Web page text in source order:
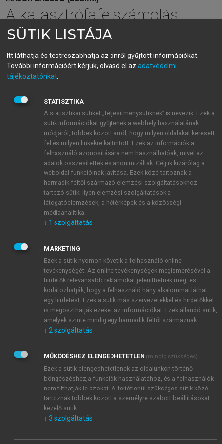
A katasztrófafelszámolás
egészségügyi alapjai
menu_book OLVASÁS
16.2. Hajléktalan tömegek
fertőzései
Katasztrófák esetén a hajléktalan tömegek között a
járványok veszélye jelentősen megnő. Ez elsősorban
a rossz szociális és higiénés körülményekkel,
valamint a hajléktalanok elszenvedett betegségeivel,
sérüléseivel, táplálkozási zavaraival, károsodott
immunitásával hozható összefüggésbe.
Elsősorban a légúti fertőzések száma növekszik meg.
megjelenése az adott helyszínen: gyógyszerellátási
zavarokra lehet számítani.
A problémákat tetézi a multidrug rezisztens
Mycobacterium tuberculosisfelbukkanása és terjedése.
Egyéb, cseppfertőzéssel terjedő légúti betegségek
megjelenésére is számítani lehet (influenza,
Streptococcus okozta tüdőgyulladás, atípusos
kórokozók okozta pneumonia, egyéb vírusok
Hajléktalanok között nagyon gyakori a bőr- és
lágyrészfertőzések előfordulása. Elsősorban scabies,
pediculosis, impetigo fordul elő. Gyakori
megbetegedés az alsó végtagi fekélyesedések, a
cellulitis, az orbánc és a gáz gangraena. A bőr és
függelékeinek gyakori horzsolásos, vakarásos,
karmolásos elváltozásai másodlagos pyogen
infekciók kialakulásának kedveznek. A tetvek által
SÜTIK LISTÁJA
Itt láthatja és testreszabhatja az önről gyűjtött információkat.
További információért kérjük, olvasd el az adatvédelmi
tájékoztatónkat
STATISZTIKA
A statisztikai sütiket „teljesítménysütiknek” is nevezik. Ezek a
sütik információkat gyűjtenek a webhely használatának
módjáról, többek között arról, hogy milyen oldalakat keresett
fel és milyen linkekre kattintott. Ezek az információk a
felhasználó azonosítására nem használhatóak, mivel az
adatok összesítettek és anonimizáltak. Céljuk kizárólag a
weboldal funkcióinak javítása. Ezek közé tartoznak a
harmadik féltől származó elemzési szolgáltatásokhoz
tartozó sütik; ilyen elemzési szolgáltatások a
látogatóelemzések, a hőtérképek és a közösségi
médiaanalitika.
↓ 1 szolgáltatás
MARKETING
Ezek a sütik nyomon követik a felhasználó online
tevékenységét. Az online tevékenységek megismerésével a
hirdetők relevánsabb reklámokat jeleníthetnek meg, és
korlátozhatják, hogy a felhasználó hány alkalommal láthat
egy hirdetést. Ezek a sütik más szervezetekkel és hirdetőkkel
is megoszthatják ezeket az információkat. Ezek állandó sütik,
amelyek szinte mindig egy harmadik féltől származnak.
↓ 2 szolgáltatás
MŰKÖDÉSHEZ ELENGEDHETETLEN (mindig szükséges)
Ezek a sütik elengedhetetlenek az oldalunkon történő
böngészéshez,a funkciók használatához, és a felhasználók
nem tilthatják le azokat. A feltétlenül szükséges sütik közé
tartoznak többek között a személyre szabott beállításokat
kezelő sütik.
↓ 3 szolgáltatás